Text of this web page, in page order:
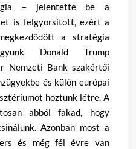
– jelentette be a
is felgyorsított, ezért a
a stratégia
Donald Trump
Nemzeti Bank szakértői
és külön európai
hoztunk létre. A
abból fakad, hogy
Azonban most a
és még fél évre van